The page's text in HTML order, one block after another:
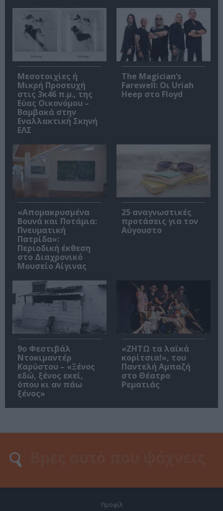
Μεσοτοιχίες ή
Μικρή Προσευχή
στις 3κ46 π.μ., της
Εύας Οικονόμου –
Βαμβακά στην
Εναλλακτική Σκηνή
ΕΛΣ
The Magician’s
Farewell: Οι Uriah
Heep στο Floyd
«Απομακρυσμένα
Βουνά και Ποτάμια:
Πνευματική
Πατρίδα»:
Περιοδική έκθεση
στο Διαχρονικό
Μουσείο Αίγινας
25 αναγνωστικές
προτάσεις για τον
Αύγουστο
9ο Φεστιβάλ
Ντοκιμαντέρ
Καρύστου – «Ξένος
εδώ, ξένος εκεί,
όπου κι αν πάω
ξένος»
«ΖΗΤΩ τα λαϊκά
κορίτσια!», του
Παντελή Αμπαζή
στο Θέατρο
Ρεματιάς
Προφίλ